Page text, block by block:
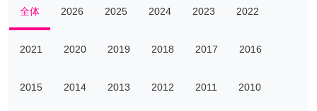
全体 2026 2025 2024 2023 2022
2021 2020 2019 2018 2017 2016
2015 2014 2013 2012 2011 2010